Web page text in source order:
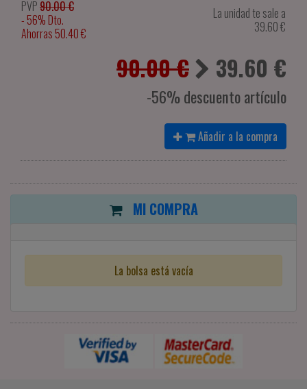
PVP90.00 €
- 56% Dto.
Ahorras 50.40 €
La unidad te sale a
39.60€
90.00 € 39.60 €
-56% descuento artículo
Añadir a la compra
MI COMPRA
La bolsa está vacía